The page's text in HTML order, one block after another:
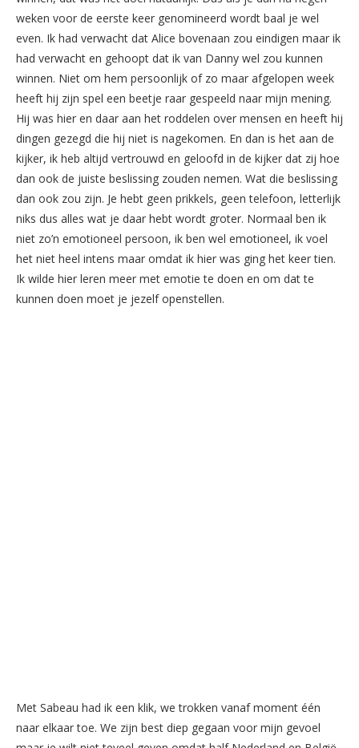
weken voor de eerste keer genomineerd wordt baal je wel
even. Ik had verwacht dat Alice bovenaan zou eindigen maar ik
had verwacht en gehoopt dat ik van Danny wel zou kunnen
winnen. Niet om hem persoonlijk of zo maar afgelopen week
heeft hij zijn spel een beetje raar gespeeld naar mijn mening.
Hij was hier en daar aan het roddelen over mensen en heeft hij
dingen gezegd die hij niet is nagekomen. En dan is het aan de
kijker, ik heb altijd vertrouwd en geloofd in de kijker dat zij hoe
dan ook de juiste beslissing zouden nemen. Wat die beslissing
dan ook zou zijn. Je hebt geen prikkels, geen telefoon, letterlijk
niks dus alles wat je daar hebt wordt groter. Normaal ben ik
niet zo’n emotioneel persoon, ik ben wel emotioneel, ik voel
het niet heel intens maar omdat ik hier was ging het keer tien.
Ik wilde hier leren meer met emotie te doen en om dat te
kunnen doen moet je jezelf openstellen.
Met Sabeau had ik een klik, we trokken vanaf moment één
naar elkaar toe. We zijn best diep gegaan voor mijn gevoel